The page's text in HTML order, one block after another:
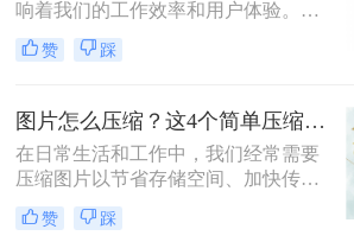
响着我们的工作效率和用户体验。无
论是为了加快网页加载速度、适应特
定平台的上传要求还是节省存储空
项非常重要的技能。本文将介绍三种
广泛使用的图片压缩方法。
赞 踩
图片怎么压缩？这4个简单压缩方法用起来！
在日常生活和工作中，我们经常需要
压缩图片以节省存储空间、加快传输
速度或满足特定的上传要求。那么图
片怎么压缩呢？本文将介绍四种图片
赞 踩